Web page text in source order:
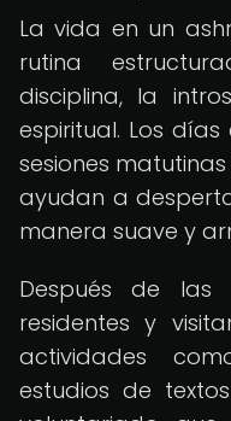
La vida en un
rutina
disciplina, la
espiritual. Los
sesiones
ayudan a
manera suave y
Después de las
residentes y
actividades
estudios de